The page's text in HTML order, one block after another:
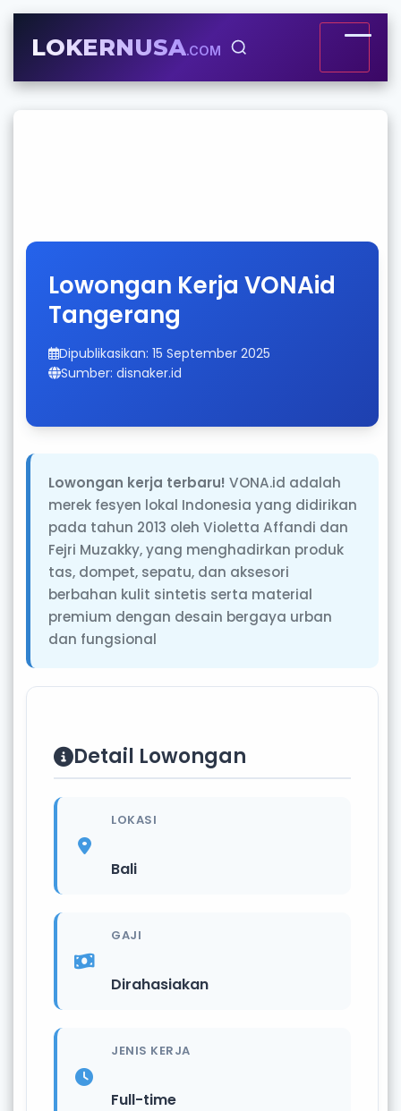
LOKERNUSA.COM
Lowongan Kerja VONAid
Tangerang
Dipublikasikan: 15 September 2025
Sumber: disnaker.id
Lowongan kerja terbaru! VONA.id adalah
merek fesyen lokal Indonesia yang didirikan
pada tahun 2013 oleh Violetta Affandi dan
Fejri Muzakky, yang menghadirkan produk
tas, dompet, sepatu, dan aksesori
berbahan kulit sintetis serta material
premium dengan desain bergaya urban
dan fungsional
Detail Lowongan
LOKASI
Bali
GAJI
Dirahasiakan
JENIS KERJA
Full-time